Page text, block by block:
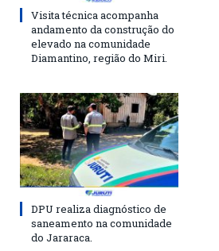
Visita técnica acompanha
andamento da construção do
elevado na comunidade
Diamantino, região do Miri.
DPU realiza diagnóstico de
saneamento na comunidade
do Jararaca.